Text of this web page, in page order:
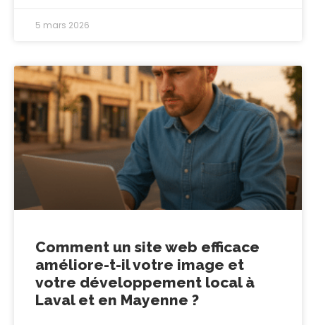
5 mars 2026
Comment un site web efficace
améliore-t-il votre image et
votre développement local à
Laval et en Mayenne ?